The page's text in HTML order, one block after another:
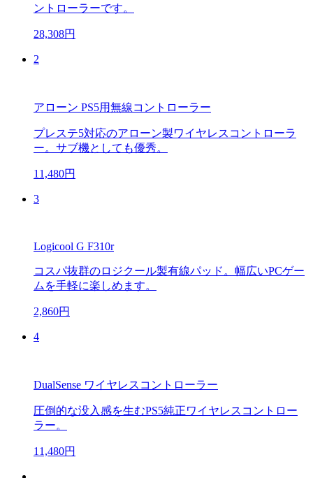
ントローラーです。
28,308円
2
アローン PS5用無線コントローラー
プレステ5対応のアローン製ワイヤレスコントローラ
ー。サブ機としても優秀。
11,480円
3
Logicool G F310r
コスパ抜群のロジクール製有線パッド。幅広いPCゲー
ムを手軽に楽しめます。
2,860円
4
DualSense ワイヤレスコントローラー
圧倒的な没入感を生むPS5純正ワイヤレスコントロー
ラー。
11,480円